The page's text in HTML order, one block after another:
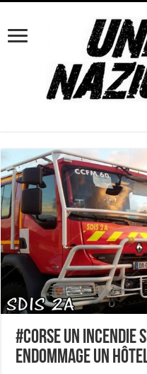
#corse Un incendie
endommage un